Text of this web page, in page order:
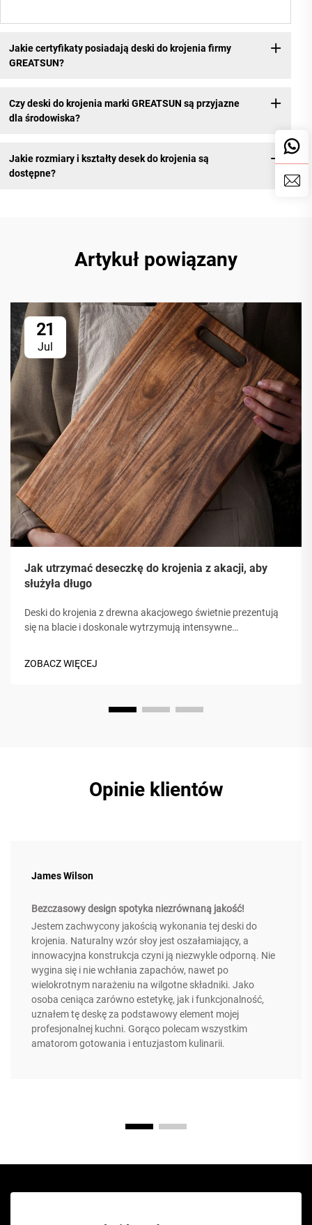
Jakie certyfikaty posiadają deski do krojenia firmy
GREATSUN?
Czy deski do krojenia marki GREATSUN są przyjazne
dla środowiska?
Jakie rozmiary i kształty desek do krojenia są
dostępne?
Artykuł powiązany
21
Jul
Jak utrzymać deseczkę do krojenia z akacji, aby
służyła długo
Deski do krojenia z drewna akacjowego świetnie prezentują
się na blacie i doskonale wytrzymują intensywne
zachowała swój stan przez lata, regularna pielęgnacja
ZOBACZ WIĘCEJ
Opinie klientów
James Wilson
Bezczasowy design spotyka niezrównaną jakość!
Jestem zachwycony jakością wykonania tej deski do
krojenia. Naturalny wzór słoy jest oszałamiający, a
innowacyjna konstrukcja czyni ją niezwykle odporną. Nie
wygina się i nie wchłania zapachów, nawet po
wielokrotnym narażeniu na wilgotne składniki. Jako
osoba ceniąca zarówno estetykę, jak i funkcjonalność,
uznałem tę deskę za podstawowy element mojej
profesjonalnej kuchni. Gorąco polecam wszystkim
amatorom gotowania i entuzjastom kulinarii.